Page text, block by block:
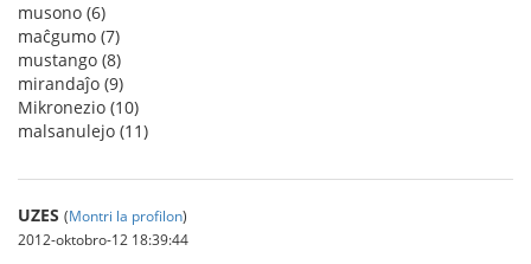
musono (6)
maĉgumo (7)
mustango (8)
mirandaĵo (9)
Mikronezio (10)
malsanulejo (11)
UZES (Montri la profilon)
2012-oktobro-12 18:39:44